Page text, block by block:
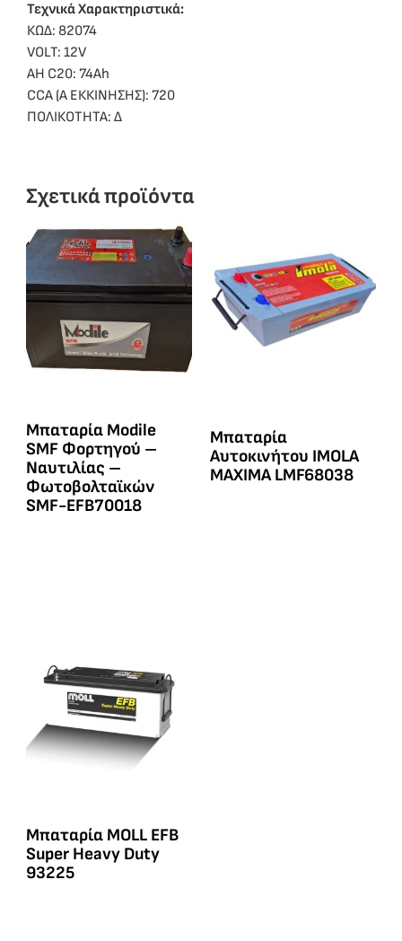
Τεχνικά Χαρακτηριστικά:
ΚΩΔ: 82074
VOLT: 12V
ΑΗ C20: 74Ah
CCA (A ΕΚΚΙΝΗΣΗΣ): 720
ΠΟΛΙΚΟΤΗΤΑ: Δ
Σχετικά προϊόντα
Μπαταρία Modile
SMF Φορτηγού –
Ναυτιλίας –
Φωτοβολταϊκών
SMF-EFB70018
Μπαταρία
Αυτοκινήτου IMOLA
MAXIMA LMF68038
Μπαταρία MOLL EFB
Super Heavy Duty
93225